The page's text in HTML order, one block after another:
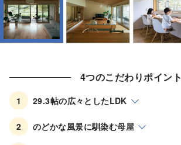
4つのこだわりポイント
1 29.3帖の広々としたLDK
2 のどかな風景に馴染む母屋